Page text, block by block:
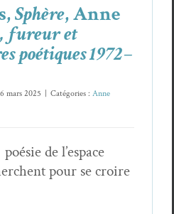
Sphère, Anne
fureur et
poétiques 1972–
6 mars 2025 Catégories : Anne
de l’espace
pour se croire